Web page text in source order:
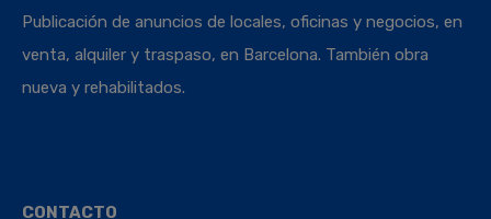
Publicación de anuncios de locales, oficinas y negocios, en
venta, alquiler y traspaso, en Barcelona. También obra
nueva y rehabilitados.
CONTACTO